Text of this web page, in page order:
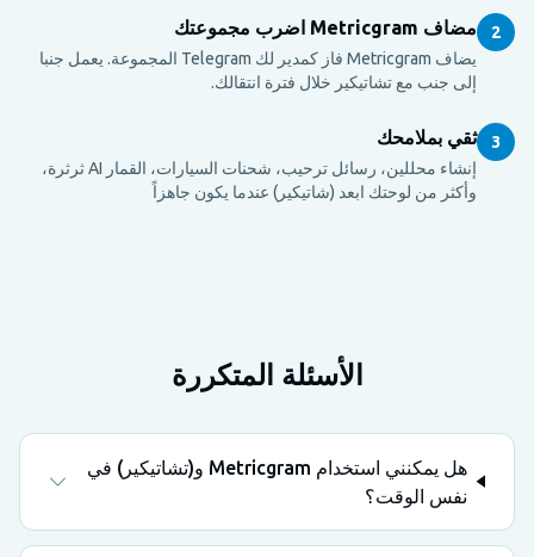
2 مضاف Metricgram اضرب مجموعتك
يضاف Metricgram فاز كمدير لك Telegram المجموعة. يعمل جنبا
إلى جنب مع تشاتيكير خلال فترة انتقالك.
3 ثقي بملامحك
إنشاء محللين، رسائل ترحيب، شحنات السيارات، القمار AI ثرثرة،
وأكثر من لوحتك ابعد (شاتيكير) عندما يكون جاهزاً
الأسئلة المتكررة
هل يمكنني استخدام Metricgram و(تشاتيكير) في
نفس الوقت؟